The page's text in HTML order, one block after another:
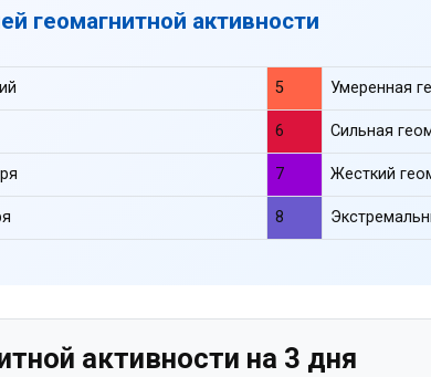
геомагнитной активности
5 Умеренная
6 Сильная
7 Жесткий
8
активности на 3 дня